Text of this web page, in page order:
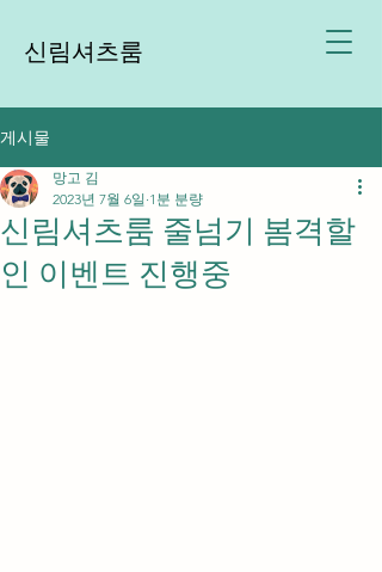
신림셔츠룸
게시물
신림셔츠룸 줄넘기 봄격할
인 이벤트 진행중
망고 김
2023년 7월 6일 1분 분량